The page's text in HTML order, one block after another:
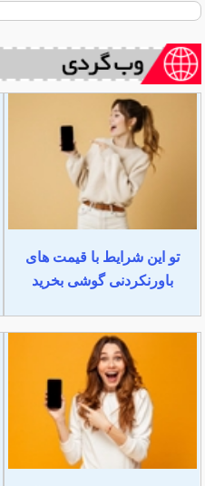
تو این شرایط با قیمت های
باورنکردنی گوشی بخرید